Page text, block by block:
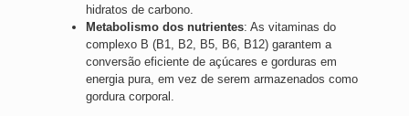
hidratos de carbono.
Metabolismo dos nutrientes: As vitaminas do
complexo B (B1, B2, B5, B6, B12) garantem a
conversão eficiente de açúcares e gorduras em
energia pura, em vez de serem armazenados como
gordura corporal.